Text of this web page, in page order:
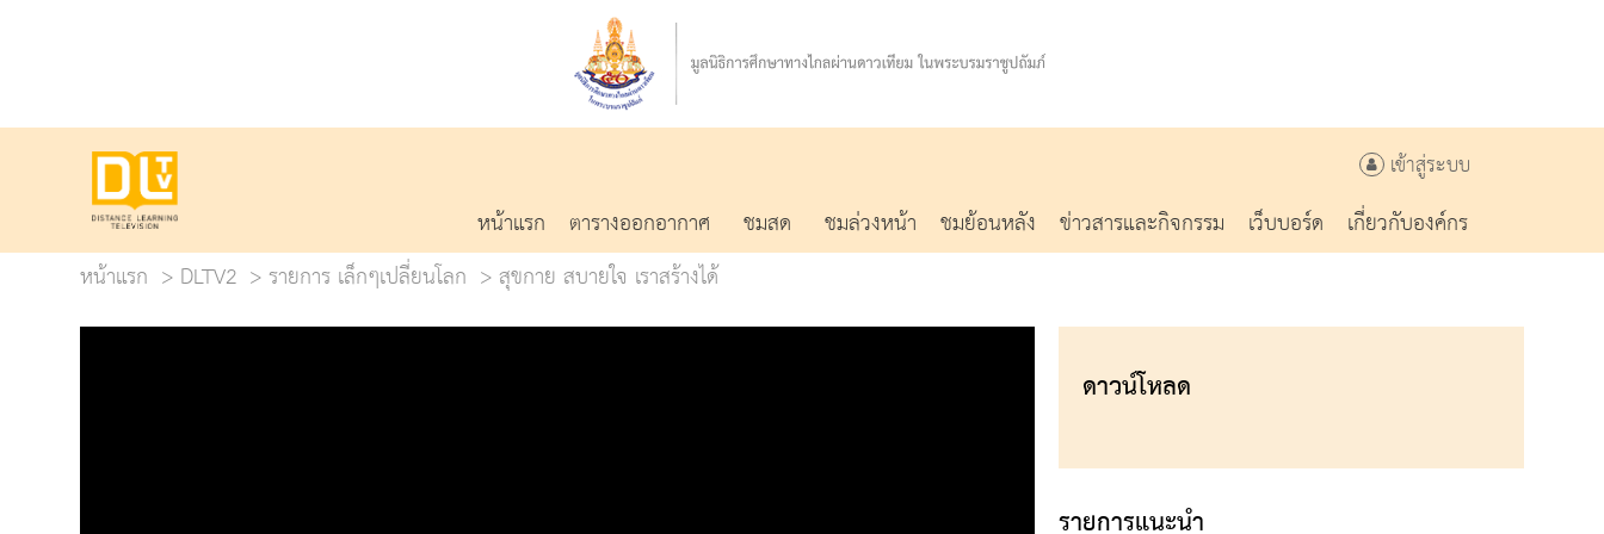
เข้าสู่ระบบ
หน้าแรก ตารางออกอากาศ ชมสด ชมล่วงหน้า ชมย้อนหลัง ข่าวสารและกิจกรรม เว็บบอร์ด
เกี่ยวกับองค์กร
หน้าแรก
DLTV2 รายการ เล็กๆเปลี่ยนโลก สุขกาย สบายใจ เราสร้างได้
ดาวน์โหลด
รายการแนะนำ